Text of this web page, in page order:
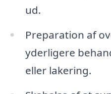
ud.
Preparation af
yderligere
eller lakering.